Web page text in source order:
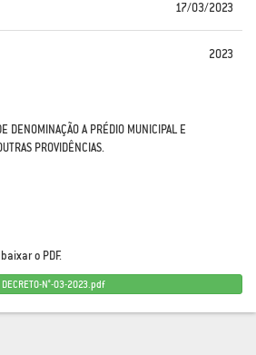
17/03/2023
2023
DENOMINAÇÃO A PRÉDIO MUNICIPAL E
PROVIDÊNCIAS.
o PDF.
DECRETO-N°-03-2023.pdf